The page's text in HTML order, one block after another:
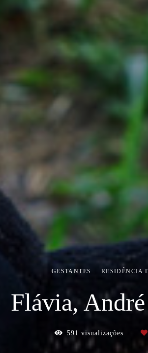
GESTANTES RESIDÊNCIA
Flávia,
591 visualizações